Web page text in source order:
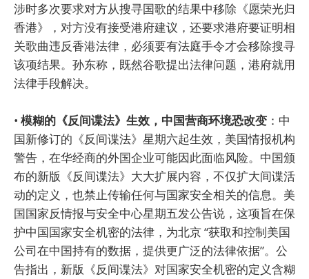
涉时多次要求对方从搜寻国歌的结果中移除《愿荣光归
香港》，对方没有接受港府建议，还要求港府要证明相
关歌曲违反香港法律，必须要有法庭手令才会移除搜寻
该项结果。孙东称，既然谷歌提出法律问题，港府就用
法律手段解决。
• 模糊的《反间谍法》生效，中国营商环境恐改变 ：中
国新修订的《反间谍法》星期六起生效，美国情报机构
警告，在华经商的外国企业可能因此面临风险。中国颁
布的新版《反间谍法》大大扩展内容，不仅扩大间谍活
动的定义，也禁止传输任何与国家安全相关的信息。美
国国家反情报与安全中心星期五发公告说，这项旨在保
护中国国家安全机密的法律，为北京 “获取和控制美国
公司在中国持有的数据，提供更广泛的法律依据”。公
告指出，新版《反间谍法》对国家安全机密的定义含糊